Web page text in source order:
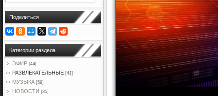
Поделиться
Категории раздела
ЭФИР [44]
РАЗВЛЕКАТЕЛЬНЫЕ [41]
МУЗЫКА [59]
НОВОСТИ [35]